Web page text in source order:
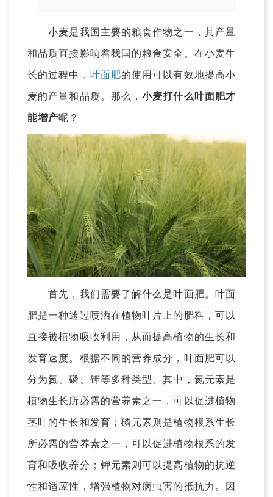
小麦是我国主要的粮食作物之一，其产量
和品质直接影响着我国的粮食安全。在小麦生
长的过程中， 叶面肥的使用可以有效地提高小
麦的产量和品质。那么，小麦打什么叶面肥才
能增产呢？
首先，我们需要了解什么是叶面肥。叶面
肥是一种通过喷洒在植物叶片上的肥料，可以
直接被植物吸收利用，从而提高植物的生长和
发育速度。根据不同的营养成分，叶面肥可以
分为氮、磷、钾等多种类型。其中，氮元素是
植物生长所必需的营养素之一，可以促进植物
茎叶的生长和发育；磷元素则是植物根系生长
所必需的营养素之一，可以促进植物根系的发
育和吸收养分；钾元素则可以提高植物的抗逆
性和适应性，增强植物对病虫害的抵抗力。因